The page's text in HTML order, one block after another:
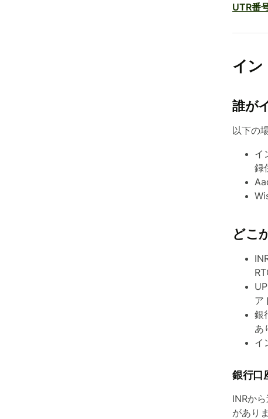
UTR番
イン
誰が
以下の
イ
録
どこ
ア
銀
あ
イ
銀行口
INRか
があり